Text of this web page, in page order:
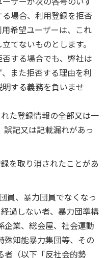
場合、利用登録を拒否
希望ユーザーは、これ
てないものとします。
する場合でも、弊社は
また拒否する理由を利
する義務を負いませ
た登録情報の全部又は一
誤記又は記載漏れがあっ
を取り消されたことがあ
員、暴力団員でなくなっ
過しない者、暴力団準構
企業、総会屋、社会運動
殊知能暴力集団等、その
者（以下「反社会的勢